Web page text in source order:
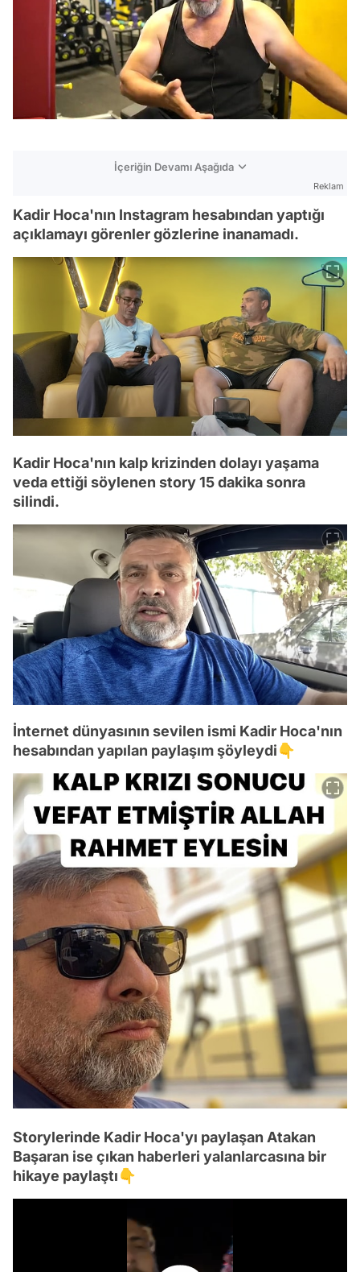
İçeriğin Devamı Aşağıda
Reklam
Kadir Hoca'nın Instagram hesabından yaptığı
açıklamayı görenler gözlerine inanamadı.
Kadir Hoca'nın kalp krizinden dolayı yaşama
veda ettiği söylenen story 15 dakika sonra
silindi.
İnternet dünyasının sevilen ismi Kadir Hoca'nın
hesabından yapılan paylaşım şöyleydi👇
Storylerinde Kadir Hoca'yı paylaşan Atakan
Başaran ise çıkan haberleri yalanlarcasına bir
hikaye paylaştı👇